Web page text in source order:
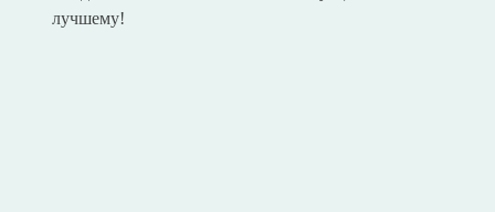
лучшему!